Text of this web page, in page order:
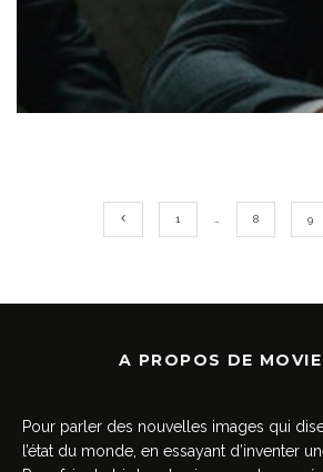
1 8 9
A PROPOS DE
Pour parler des nouvelles images qui
l’état du monde, en essayant d’inventer